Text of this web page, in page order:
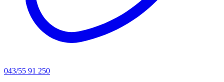
043/55 91 250